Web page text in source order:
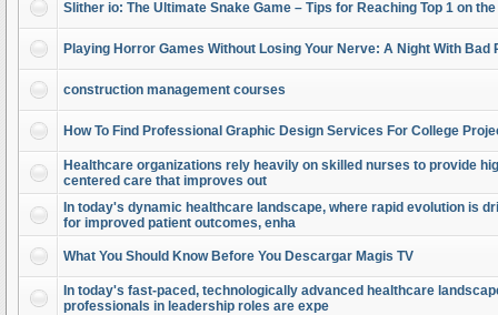
Slither io: The Ultimate Snake Game – Tips for Reaching Top 1 on
Playing Horror Games Without Losing Your Nerve: A Night With Bad
construction management courses
How To Find Professional Graphic Design Services For College
Healthcare organizations rely heavily on skilled nurses to provide
centered care that improves out
In today's dynamic healthcare landscape, where rapid evolution is
for improved patient outcomes, enha
What You Should Know Before You Descargar Magis TV
In today's fast-paced, technologically advanced healthcare
professionals in leadership roles are expe